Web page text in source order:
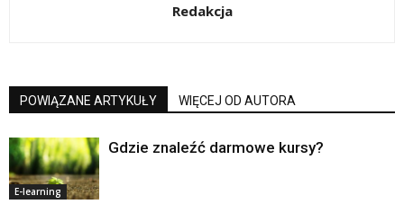
Redakcja
POWIĄZANE ARTYKUŁY WIĘCEJ OD AUTORA
E-learning
Gdzie znaleźć darmowe kursy?